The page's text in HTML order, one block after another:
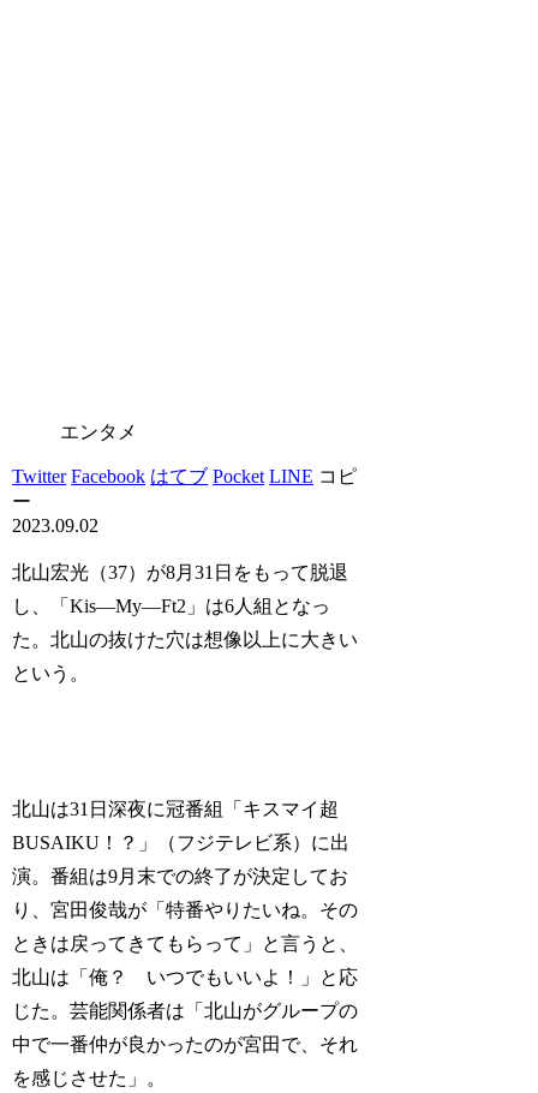
エンタメ
Twitter Facebook はてブ Pocket LINE コピ
ー
2023.09.02
北山宏光（37）が8月31日をもって脱退
し、「Kis―My―Ft2」は6人組となっ
た。北山の抜けた穴は想像以上に大きい
という。
北山は31日深夜に冠番組「キスマイ超
BUSAIKU！？」（フジテレビ系）に出
演。番組は9月末での終了が決定してお
り、宮田俊哉が「特番やりたいね。その
ときは戻ってきてもらって」と言うと、
北山は「俺？ いつでもいいよ！」と応
じた。芸能関係者は「北山がグループの
中で一番仲が良かったのが宮田で、それ
を感じさせた」。